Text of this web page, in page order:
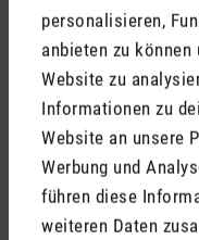
personalisieren,
anbieten zu
Website zu
Informationen zu
Website an unsere
Werbung und
führen diese
weiteren Daten
So kannst du uns
E-Mail
Stadler Form
Alt-Heerdt 104
40549 Düsseldorf
Deutschland